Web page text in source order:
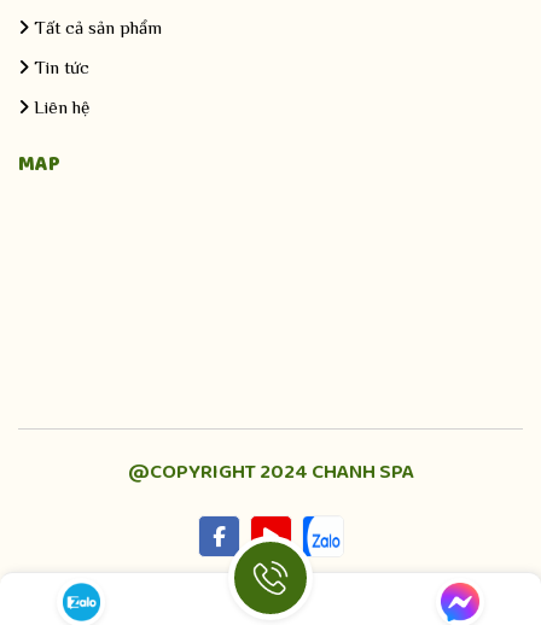
Tất cả sản phẩm
Tin tức
Liên hệ
MAP
@COPYRIGHT 2024 CHANH SPA